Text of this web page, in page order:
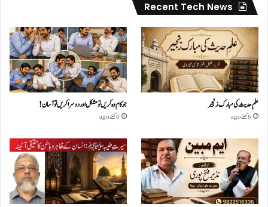
Recent Tech News
علمِ حدیث کی مبارک زنجیر
6 گھنٹے ago
جو کام وہ کریں تو مشکل اور دوسرا کریں تو آسان !
6 گھنٹے ago